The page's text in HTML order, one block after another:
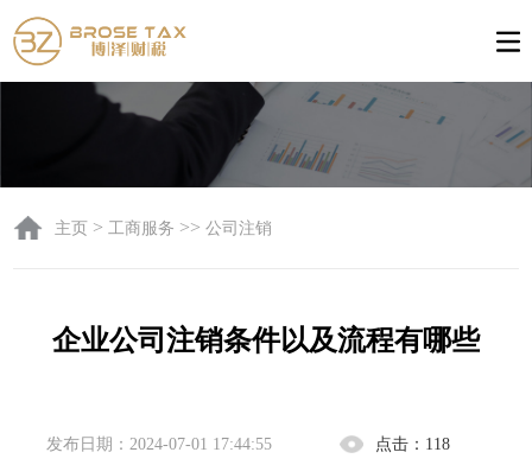
主页 > 工商服务 >>公司注销
企业公司注销条件以及流程有哪些
发布日期：2024-07-01 17:44:55 点击： 118